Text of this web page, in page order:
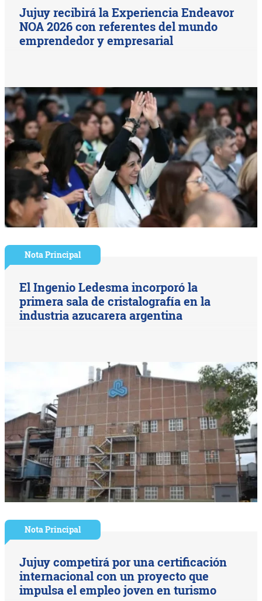
Jujuy recibirá la Experiencia Endeavor
NOA 2026 con referentes del mundo
emprendedor y empresarial
Nota Principal
El Ingenio Ledesma incorporó la
primera sala de cristalografía en la
industria azucarera argentina
Nota Principal
Jujuy competirá por una certificación
internacional con un proyecto que
impulsa el empleo joven en turismo